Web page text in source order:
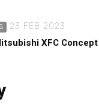
23 FEB 2023
XFC